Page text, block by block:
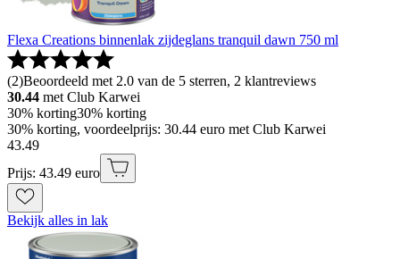
Flexa Creations binnenlak zijdeglans tranquil dawn 750 ml
(2)Beoordeeld met 2.0 van de 5 sterren, 2 klantreviews
30.44 met Club Karwei
30% korting30% korting
30% korting, voordeelprijs: 30.44 euro met Club Karwei
43.49
Prijs: 43.49 euro
Bekijk alles in lak